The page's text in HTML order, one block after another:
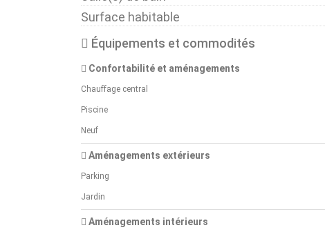
Surface habitable
Équipements et commodités
Confortabilité et aménagements
Chauffage central
Piscine
Neuf
Aménagements extérieurs
Parking
Jardin
Aménagements intérieurs